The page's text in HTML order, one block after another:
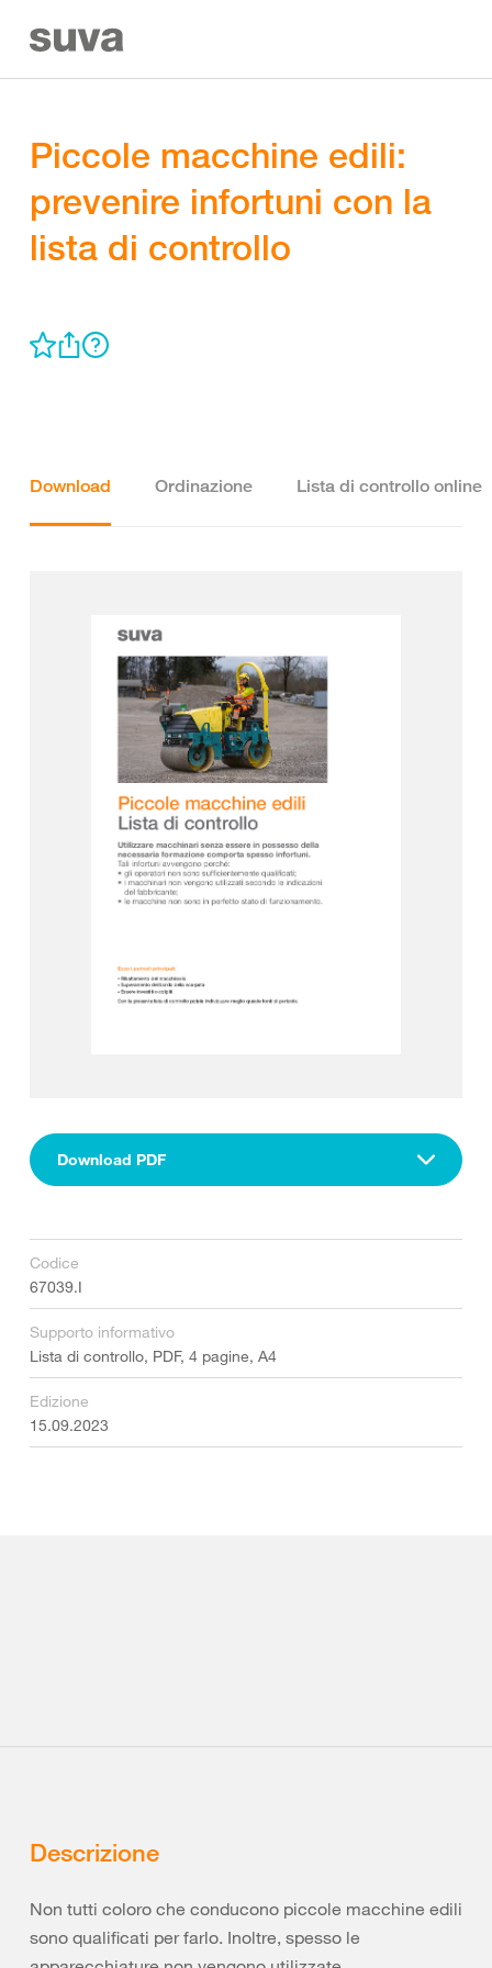
Piccole macchine edili:
prevenire infortuni con la
lista di controllo
Download Ordinazione Lista di controllo online
Download PDF
Codice
67039.I
Supporto informativo
Lista di controllo, PDF, 4 pagine, A4
Edizione
15.09.2023
Descrizione
Non tutti coloro che conducono piccole macchine edili
sono qualificati per farlo. Inoltre, spesso le